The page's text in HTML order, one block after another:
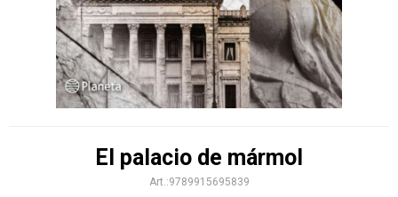
El palacio de mármol
9789915695839